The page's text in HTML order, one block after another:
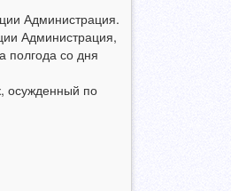
Администрация.
Администрация,
полгода со дня
осужденный по